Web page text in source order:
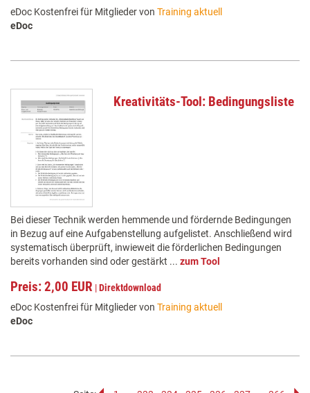
eDoc Kostenfrei für Mitglieder von Training aktuell
eDoc
Kreativitäts-Tool: Bedingungsliste
Bei dieser Technik werden hemmende und fördernde Bedingungen
in Bezug auf eine Aufgabenstellung aufgelistet. Anschließend wird
systematisch überprüft, inwieweit die förderlichen Bedingungen
bereits vorhanden sind oder gestärkt ... zum Tool
Preis: 2,00 EUR |Direktdownload
eDoc Kostenfrei für Mitglieder von Training aktuell
eDoc